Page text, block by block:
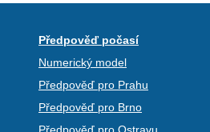
Předpověď počasí
Numerický model
Předpověď pro Prahu
Předpověď pro Brno
Předpověď pro Ostravu